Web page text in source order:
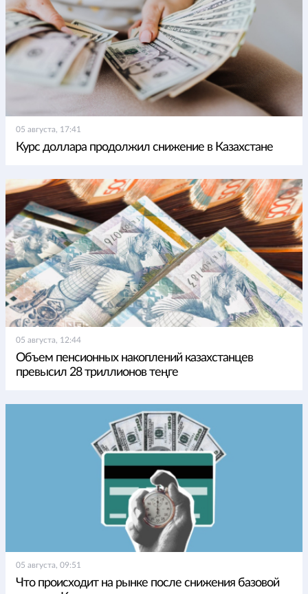
05 августа, 17:41
Курс доллара продолжил снижение в Казахстане
05 августа, 12:44
Объем пенсионных накоплений казахстанцев
превысил 28 триллионов теңге
05 августа, 09:51
Что происходит на рынке после снижения базовой